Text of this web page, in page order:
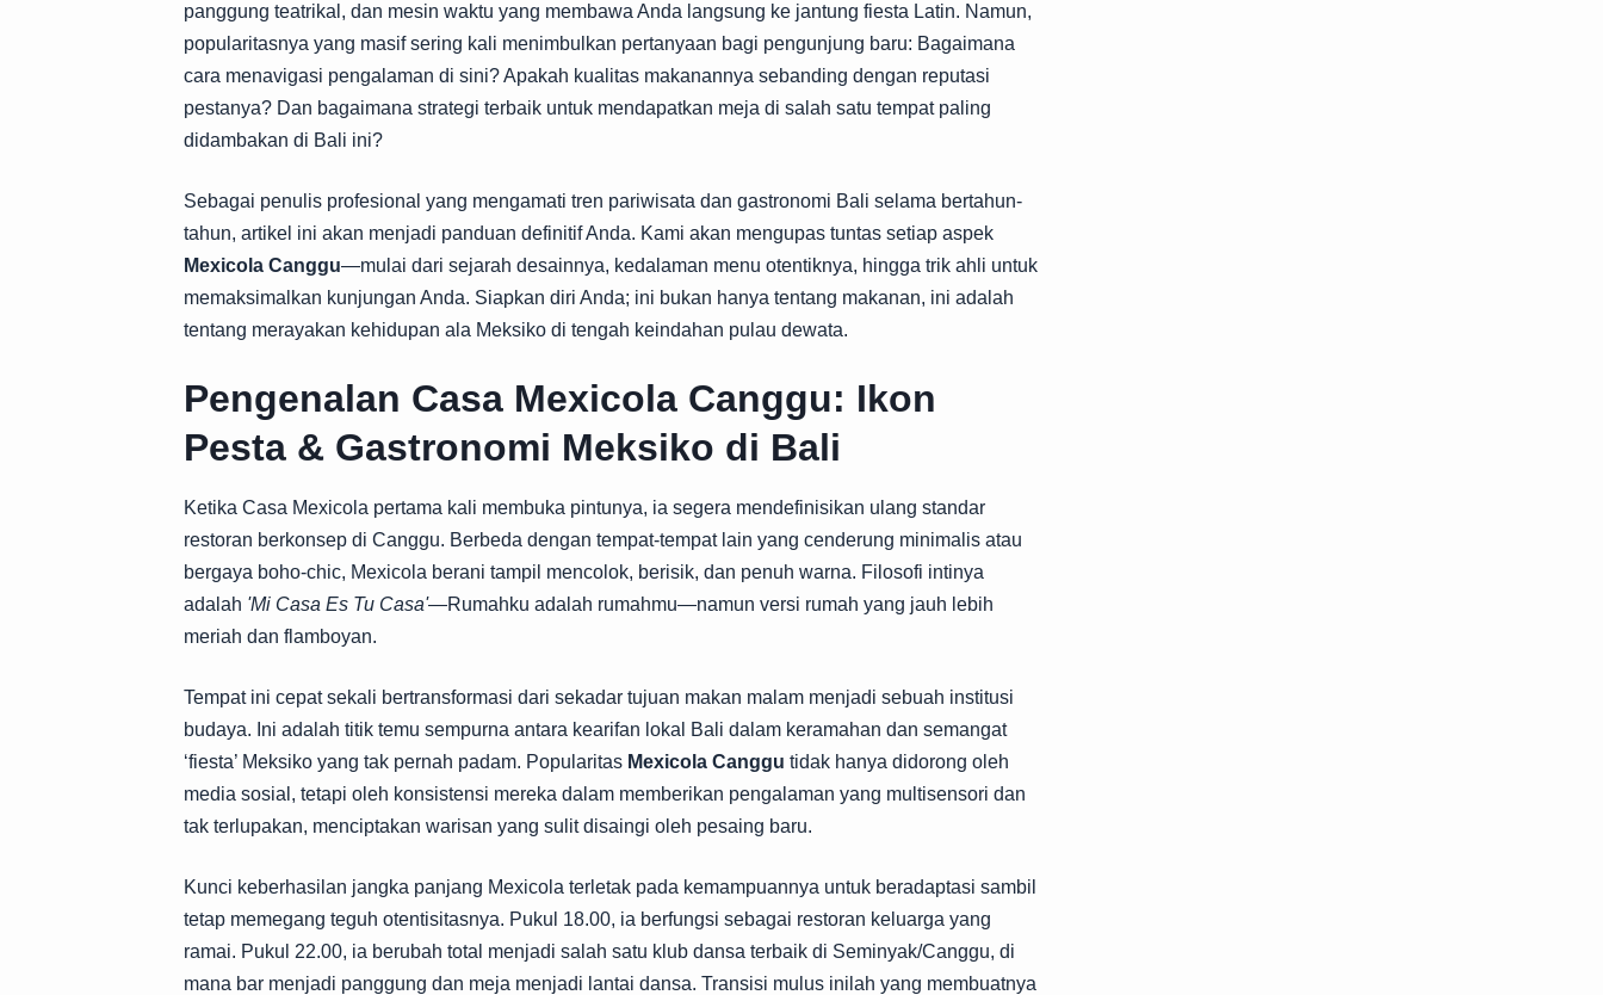
panggung teatrikal, dan mesin waktu yang membawa Anda langsung ke jantung fiesta Latin. Namun,
popularitasnya yang masif sering kali menimbulkan pertanyaan bagi pengunjung baru: Bagaimana
cara menavigasi pengalaman di sini? Apakah kualitas makanannya sebanding dengan reputasi
pestanya? Dan bagaimana strategi terbaik untuk mendapatkan meja di salah satu tempat paling
didambakan di Bali ini?
Sebagai penulis profesional yang mengamati tren pariwisata dan gastronomi Bali selama bertahun-
tahun, artikel ini akan menjadi panduan definitif Anda. Kami akan mengupas tuntas setiap aspek
Mexicola Canggu—mulai dari sejarah desainnya, kedalaman menu otentiknya, hingga trik ahli untuk
memaksimalkan kunjungan Anda. Siapkan diri Anda; ini bukan hanya tentang makanan, ini adalah
tentang merayakan kehidupan ala Meksiko di tengah keindahan pulau dewata.
Pengenalan Casa Mexicola Canggu: Ikon
Pesta & Gastronomi Meksiko di Bali
Ketika Casa Mexicola pertama kali membuka pintunya, ia segera mendefinisikan ulang standar
restoran berkonsep di Canggu. Berbeda dengan tempat-tempat lain yang cenderung minimalis atau
bergaya boho-chic, Mexicola berani tampil mencolok, berisik, dan penuh warna. Filosofi intinya
adalah 'Mi Casa Es Tu Casa'—Rumahku adalah rumahmu—namun versi rumah yang jauh lebih
meriah dan flamboyan.
Tempat ini cepat sekali bertransformasi dari sekadar tujuan makan malam menjadi sebuah institusi
budaya. Ini adalah titik temu sempurna antara kearifan lokal Bali dalam keramahan dan semangat
‘fiesta’ Meksiko yang tak pernah padam. Popularitas Mexicola Canggu tidak hanya didorong oleh
media sosial, tetapi oleh konsistensi mereka dalam memberikan pengalaman yang multisensori dan
tak terlupakan, menciptakan warisan yang sulit disaingi oleh pesaing baru.
Kunci keberhasilan jangka panjang Mexicola terletak pada kemampuannya untuk beradaptasi sambil
tetap memegang teguh otentisitasnya. Pukul 18.00, ia berfungsi sebagai restoran keluarga yang
ramai. Pukul 22.00, ia berubah total menjadi salah satu klub dansa terbaik di Seminyak/Canggu, di
mana bar menjadi panggung dan meja menjadi lantai dansa. Transisi mulus inilah yang membuatnya